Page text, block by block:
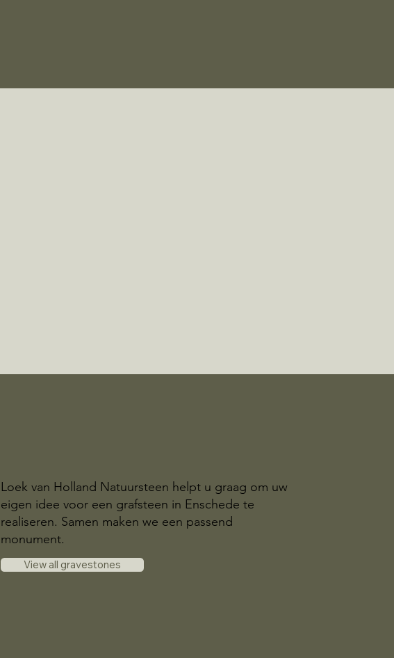
Loek van Holland Natuursteen helpt u graag om uw
eigen idee voor een grafsteen in Enschede te
realiseren. Samen maken we een passend
monument.
View all gravestones